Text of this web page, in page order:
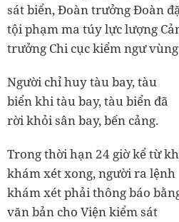
sát biển, Đoàn trưởng Đoàn
tội phạm ma túy lực lượng
trưởng Chi cục kiểm ngư
Người chỉ huy tàu bay, tàu
biển khi tàu bay, tàu biển đã
rời khỏi sân bay, bến cảng.
Trong thời hạn 24 giờ kể từ
khám xét xong, người ra lệnh
khám xét phải thông báo
văn bản cho Viện kiểm sát